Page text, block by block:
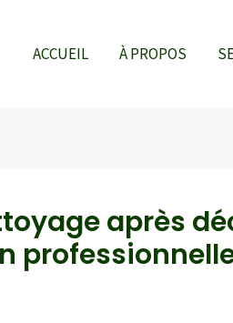
ACCUEIL À PROPOS
après